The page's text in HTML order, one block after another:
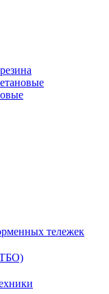
тележек